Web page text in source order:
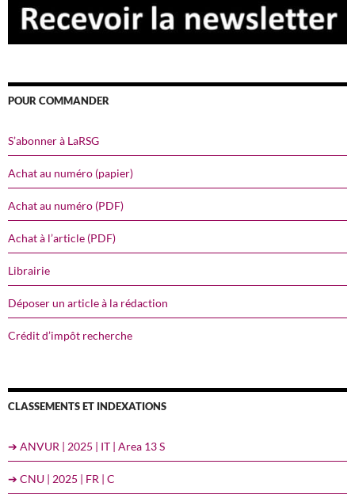
POUR COMMANDER
S’abonner à LaRSG
Achat au numéro (papier)
Achat au numéro (PDF)
Achat à l’article (PDF)
Librairie
Déposer un article à la rédaction
Crédit d’impôt recherche
CLASSEMENTS ET INDEXATIONS
➔ ANVUR | 2025 | IT | Area 13 S
➔ CNU | 2025 | FR | C